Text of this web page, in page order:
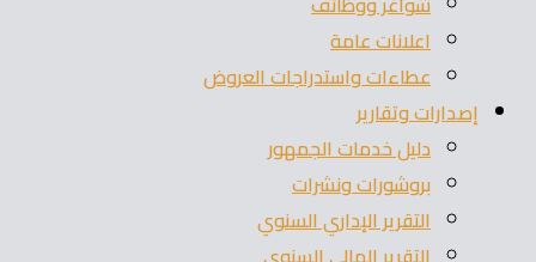
اعلانات عامة
عطاءات واستدراجات العروض
إصدارات وتقارير
دليل خدمات الجمهور
بروشورات ونشرات
التقرير الإداري السنوي